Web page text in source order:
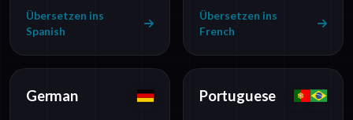
Übersetzen ins
Spanish
Übersetzen ins
French
German Portuguese